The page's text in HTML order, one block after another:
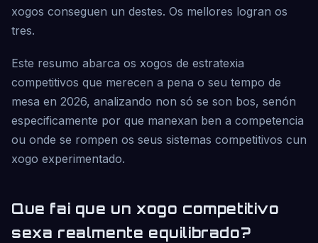
xogos conseguen un destes. Os mellores logran os
tres.
Este resumo abarca os xogos de estratexia
competitivos que merecen a pena o seu tempo de
mesa en 2026, analizando non só se son bos, senón
especificamente por que manexan ben a competencia
ou onde se rompen os seus sistemas competitivos cun
xogo experimentado.
Que fai que un xogo competitivo
sexa realmente equilibrado?